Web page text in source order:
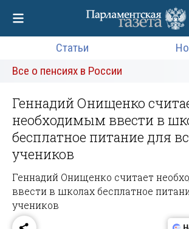
Статьи
Все о пенсиях в России
Геннадий Онищенко
необходимым ввести в
бесплатное питание для
учеников
Геннадий Онищенко считает
ввести в школах бесплатное
учеников